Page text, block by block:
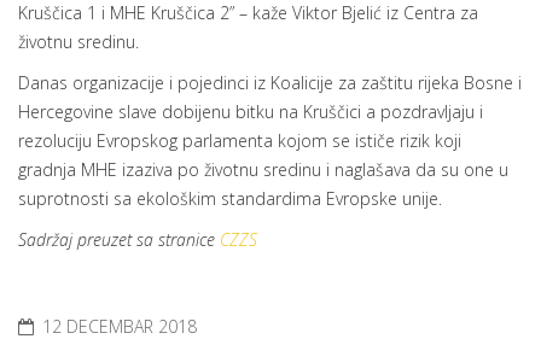
Kruščica 1 i MHE Kruščica 2” – kaže Viktor Bjelić iz Centra za
životnu sredinu.
Danas organizacije i pojedinci iz Koalicije za zaštitu rijeka Bosne i
Hercegovine slave dobijenu bitku na Kruščici a pozdravljaju i
rezoluciju Evropskog parlamenta kojom se ističe rizik koji
gradnja MHE izaziva po životnu sredinu i naglašava da su one u
suprotnosti sa ekološkim standardima Evropske unije.
Sadržaj preuzet sa stranice CZZS
12 DECEMBAR 2018